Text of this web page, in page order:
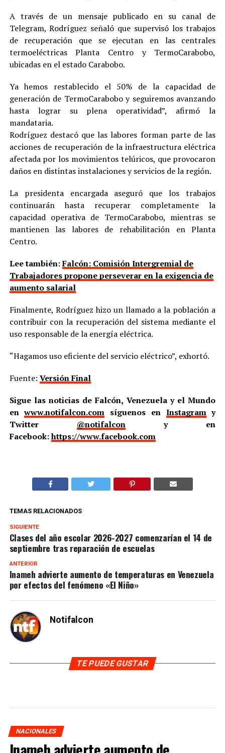
A través de un mensaje publicado en su canal de
Telegram, Rodríguez señaló que supervisó los trabajos
de recuperación que se ejecutan en las centrales
termoeléctricas Planta Centro y TermoCarabobo,
ubicadas en el estado Carabobo.
Ya hemos restablecido el 50% de la capacidad de
generación de TermoCarabobo y seguiremos avanzando
hasta lograr su plena operatividad”, afirmó la
mandataria.
Rodríguez destacó que las labores forman parte de las
acciones de recuperación de la infraestructura eléctrica
afectada por los movimientos telúricos, que provocaron
daños en distintas instalaciones y servicios de la región.
La presidenta encargada aseguró que los trabajos
continuarán hasta recuperar completamente la
capacidad operativa de TermoCarabobo, mientras se
mantienen las labores de rehabilitación en Planta
Centro.
Lee también:Falcón: Comisión Intergremial de
Trabajadores propone perseverar en la exigencia de
aumento salarial
Finalmente, Rodríguez hizo un llamado a la población a
contribuir con la recuperación del sistema mediante el
uso responsable de la energía eléctrica.
“Hagamos uso eficiente del servicio eléctrico”, exhortó.
Fuente: Versión Final
Sigue las noticias de Falcón, Venezuela y el Mundo
enwww.notifalcon.com síguenos en Instagramy
Twitter @notifalcony en
Facebook:https://www.facebook.com
TEMAS RELACIONADOS
SIGUIENTE
Clases del año escolar 2026-2027 comenzarían el 14 de
septiembre tras reparación de escuelas
ANTERIOR
Inameh advierte aumento de temperaturas en Venezuela
por efectos del fenómeno «El Niño»
Notifalcon
TE PUEDE GUSTAR
NACIONALES